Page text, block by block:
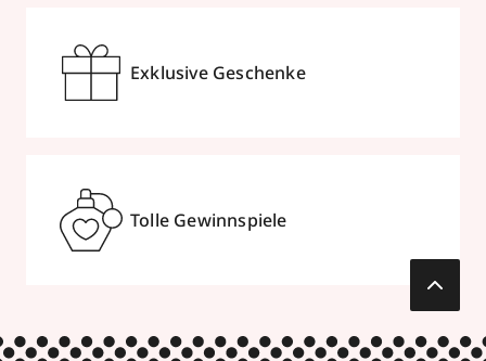
Exklusive Geschenke
Tolle Gewinnspiele